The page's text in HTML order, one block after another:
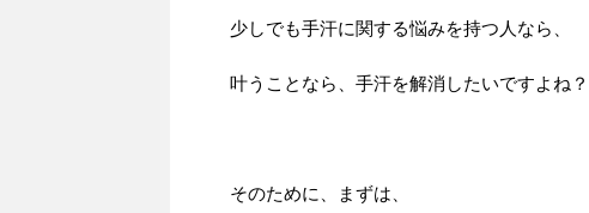
少しでも手汗に関する悩みを持つ人なら、
叶うことなら、手汗を解消したいですよね？
そのために、まずは、